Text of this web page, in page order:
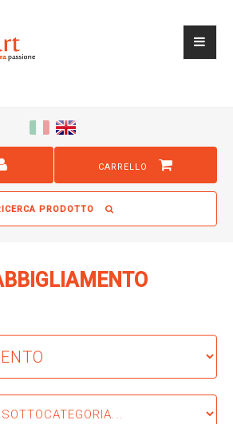
CARRELLO
PRODOTTO